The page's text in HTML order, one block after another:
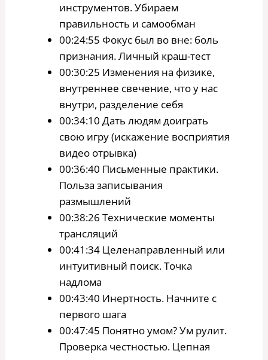
инструментов. Убираем
правильность и самообман
00:24:55 Фокус был во вне: боль
признания. Личный краш-тест
00:30:25 Изменения на физике,
внутреннее свечение, что у нас
внутри, разделение себя
00:34:10 Дать людям доиграть
свою игру (искажение восприятия
видео отрывка)
00:36:40 Письменные практики.
Польза записывания
размышлений
00:38:26 Технические моменты
трансляций
00:41:34 Целенаправленный или
интуитивный поиск. Точка
надлома
00:43:40 Инертность. Начните с
первого шага
00:47:45 Понятно умом? Ум рулит.
Проверка честностью. Цепная